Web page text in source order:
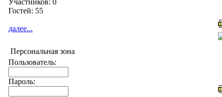
Участников: 0
Гостей: 55
далее...
Персональная зона
Пользователь:
Пароль: